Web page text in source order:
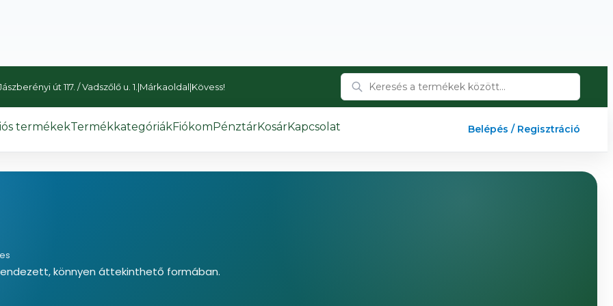
út 117. / Vadszőlő u. 1. |Márkaoldal|Kövess!
termékekTermékkategóriákFiókomPénztárKosárKapcsolat Belépés / Regisztráció
könnyen áttekinthető formában.